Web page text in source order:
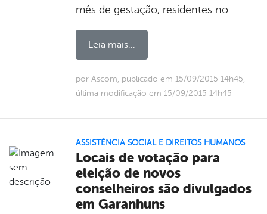
mês de gestação, residentes no
Leia mais...
por Ascom, publicado em 15/09/2015 14h45,
última modificação em 15/09/2015 14h45
ASSISTÊNCIA SOCIAL E DIREITOS HUMANOS
Locais de votação para
eleição de novos
conselheiros são divulgados
em Garanhuns